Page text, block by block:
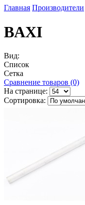
Главная Производители
BAXI
Вид:
Список
Сетка
Сравнение товаров (0)
На странице:
Сортировка: